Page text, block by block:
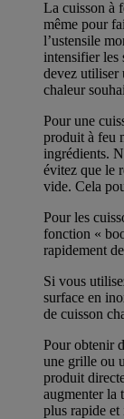
La cuisson à
même pour
l’ustensile
intensifier les
devez utiliser
chaleur
Pour une
produit à feu
ingrédients.
évitez que le
vide. Cela
Pour les
fonction «
rapidement
Si vous
surface en
de cuisson
Pour obtenir
une grille ou
produit
augmenter la
plus rapide et